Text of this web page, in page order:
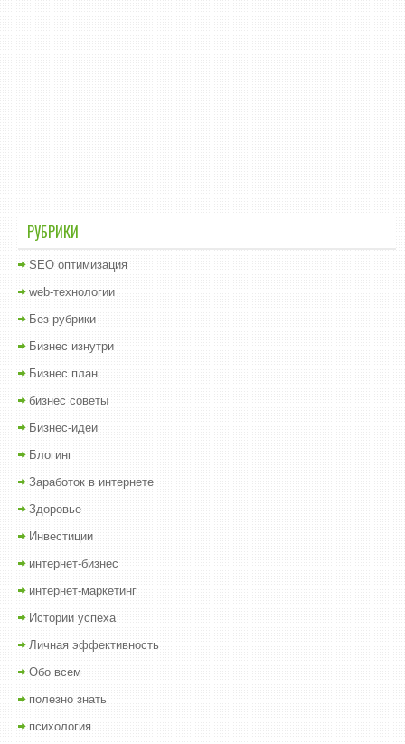
РУБРИКИ
SEO оптимизация
web-технологии
Без рубрики
Бизнес изнутри
Бизнес план
бизнес советы
Бизнес-идеи
Блогинг
Заработок в интернете
Здоровье
Инвестиции
интернет-бизнес
интернет-маркетинг
Истории успеха
Личная эффективность
Обо всем
полезно знать
психология